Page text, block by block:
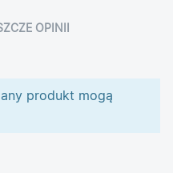
OPINII
produkt mogą